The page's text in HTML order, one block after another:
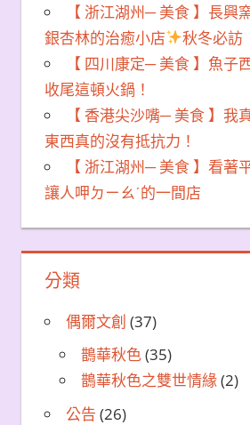
【 浙江湖州─ 美食 】長興
銀杏林的治癒小店
秋冬必訪
【 四川康定─ 美食 】魚子
收尾這頓火鍋！
【 香港尖沙嘴─ 美食 】我
東西真的沒有抵抗力！
【 浙江湖州─ 美食 】看著
讓人呷ㄉㄧㄠˊ的一間店
分類
偶爾文創 (37)
鵲華秋色(35)
鵲華秋色之雙世情緣(2)
公告 (26)